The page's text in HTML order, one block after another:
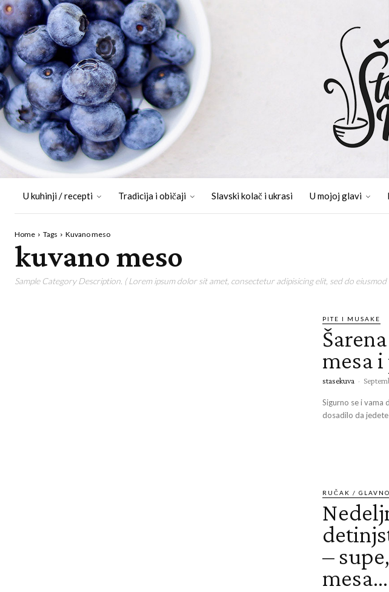
U kuhinji / recepti Tradicija i običaji Slavski kolač i ukrasi U mojoj glavi
Home Tags Kuvano meso
kuvano meso
Sample Category Description. ( Lorem ipsum dolor sit amet, consectetur adipisicing elit, sed do
PITE I MUSAKE
mesa
stasekuva -
Sigurno se i vama
dosadilo da
RUČAK /
–
mesa…